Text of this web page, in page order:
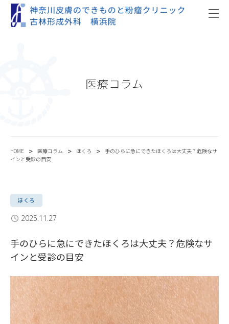
医療コラム
HOME > 医療コラム > ほくろ > 手のひらに急にできたほくろは大丈夫？危険なサ
インと受診の目安
ほくろ
2025.11.27
手のひらに急にできたほくろは大丈夫？危険なサ
インと受診の目安